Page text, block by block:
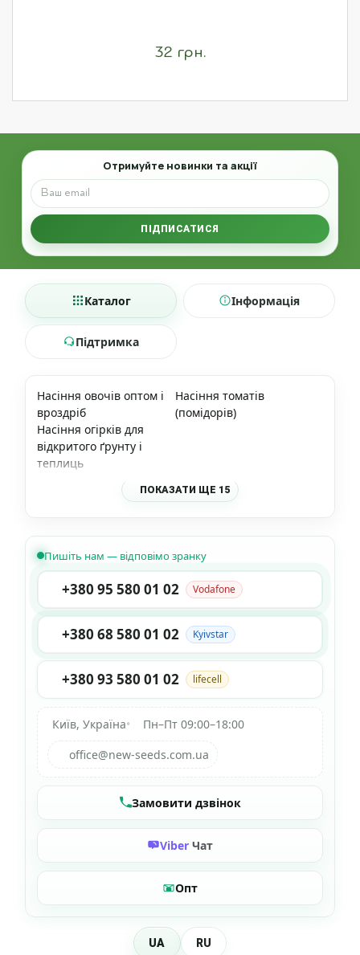
32 грн.
Email
Отримуйте новинки та акції
ПІДПИСАТИСЯ
Каталог Інформація
Підтримка
Насіння овочів оптом і
вроздріб
Насіння томатів
(помідорів)
Насіння огірків для
відкритого ґрунту і
теплиць
ПОКАЗАТИ ЩЕ 15
Пишіть нам — відповімо зранку
+380 95 580 01 02 Vodafone
+380 68 580 01 02 Kyivstar
+380 93 580 01 02 lifecell
Київ, Україна•
Пн–Пт 09:00–18:00
office@new-seeds.com.ua
Замовити дзвінок
Viber Чат
Опт
UA RU